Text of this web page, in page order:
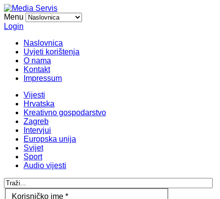
Menu
Login
Naslovnica
Uvjeti korištenja
O nama
Kontakt
Impressum
Vijesti
Hrvatska
Kreativno gospodarstvo
Zagreb
Intervjui
Europska unija
Svijet
Sport
Audio vijesti
Korisničko ime *